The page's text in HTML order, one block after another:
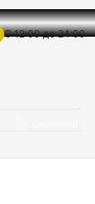
С 12:00 до 24:00